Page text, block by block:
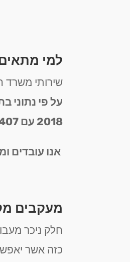
למי
שירותי משרד
2018 עם 407 זוגות שהתגרשו.
אנו עובדים
מעקבים
חלק ניכר
כזה אשר